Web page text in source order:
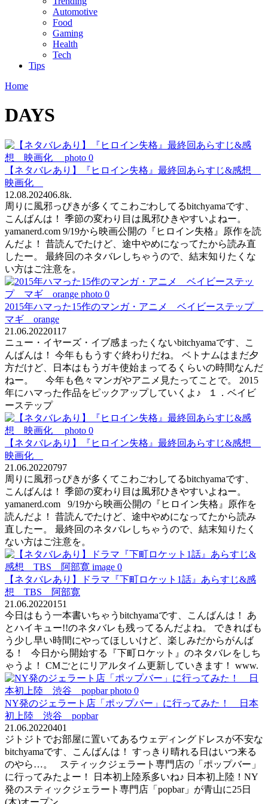
Automotive
Food
Gaming
Health
Tech
Tips
Home
DAYS
【ネタバレあり】『ヒロイン失格』最終回あらすじ&感想
映画化
12.08.202406.8k.
周りに風邪っぴきが多くてこわごわしてるbitchyamaです、
こんばんは！ 季節の変わり目は風邪ひきやすいよねー。
yamanerd.com 9/19から映画公開の『ヒロイン失格』原作を読
んだよ！ 昔読んでたけど、途中やめになってたから読み直
したー。 最終回のネタバレしちゃうので、結末知りたくな
い方はご注意を。
2015年ハマった15作のマンガ・アニメ ベイビーステップ
マギ orange
21.06.20220117
ニュー・イヤーズ・イブ感まったくないbitchyamaです、こ
んばんは！ 今年ももうすぐ終わりだね。 ベトナムはまだ夕
方だけど、日本はもうガキ使始まってるくらいの時間なんだ
ねー。 今年も色々マンガやアニメ見たってことで。 2015
年にハマった作品をピックアップしていくよ♪ １．ベイビ
ーステップ
【ネタバレあり】『ヒロイン失格』最終回あらすじ&感想
映画化
21.06.20220797
周りに風邪っぴきが多くてこわごわしてるbitchyamaです、
こんばんは！ 季節の変わり目は風邪ひきやすいよねー。
yamanerd.com 9/19から映画公開の『ヒロイン失格』原作を
読んだよ！ 昔読んでたけど、途中やめになってたから読み
直したー。 最終回のネタバレしちゃうので、結末知りたく
ない方はご注意を。
【ネタバレあり】ドラマ『下町ロケット1話』あらすじ&感
想 TBS 阿部寛
21.06.20220151
今日はもう一本書いちゃうbitchyamaです、こんばんは！ あ
とハイキュー!!のネタバレも残ってるんだよね。 できればも
う少し早い時間にやってほしいけど、楽しみだからがんば
る！ 今日から開始する『下町ロケット』のネタバレをしち
ゃうよ！ CMごとにリアルタイム更新していきます！ www.
NY発のジェラート店「ポップバー」に行ってみた！ 日本
初上陸 渋谷 popbar
21.06.20220401
ジトジトでお部屋に置いてあるウェディングドレスが不安な
bitchyamaです、こんばんは！ すっきり晴れる日はいつ来る
のやら…。 スティックジェラート専門店の「ポップバー」
に行ってみたよー！ 日本初上陸系多いね♪ 日本初上陸！NY
発のスティックジェラート専門店「popbar」が青山に25日
(木)オープン。